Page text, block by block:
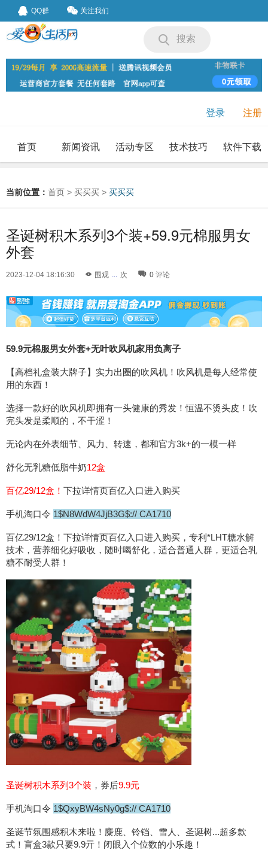
QQ群 关注我们
搜索
登录 注册
首页 新闻资讯 活动专区 技术技巧 软件下载
当前位置： 首页 > 买买买 > 买买买
圣诞树积木系列3个装+59.9元棉服男女
外套
2023-12-04 18:16:30 围观 ... 次 0 评论
59.9元棉服男女外套+无叶吹风机家用负离子
【高档礼盒装大牌子】实力出圈的吹风机！吹风机是每人经常使
用的东西！
选择一款好的吹风机即拥有一头健康的秀发！恒温不烫头皮！吹
完头发是柔顺的，不干涩！
无论内在外表细节、风力、转速，都和官方3k+的一模一样
舒化无乳糖低脂牛奶12盒
百亿29/12盒！ 下拉详情页百亿入口进入购买
手机淘口令 1$N8WdW4JjB3G$:// CA1710
百亿29/12盒！下拉详情页百亿入口进入购买，专利*LHT糖水解
技术，营养细化好吸收，随时喝舒化，适合普通人群，更适合乳
糖不耐受人群！
圣诞树积木系列3个装 ，券后9.9元
手机淘口令 1$QxyBW4sNy0g$:// CA1710
圣诞节氛围感积木来啦！麋鹿、铃铛、雪人、圣诞树...超多款
式！盲盒3款只要9.9亓！闭眼入个位数的小乐趣！